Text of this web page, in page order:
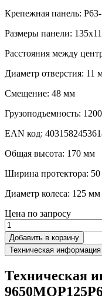
Крепежная панель:
Размеры панели:
Расстояния между
Диаметр отверстия: 11
Смещение: 48 мм
Грузоподъемность:
EAN код:
Общая высота: 170 мм
Ширина протектора:
Диаметр колеса: 125 мм
Цена по запросу
Добавить в корзину
Техническая информация
Техническая